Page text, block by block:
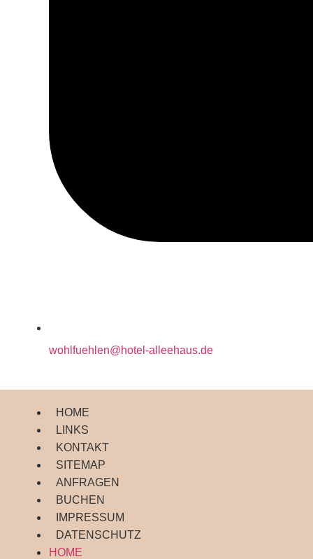
wohlfuehlen@hotel-alleehaus.de
HOME
LINKS
KONTAKT
SITEMAP
ANFRAGEN
BUCHEN
IMPRESSUM
DATENSCHUTZ
HOME